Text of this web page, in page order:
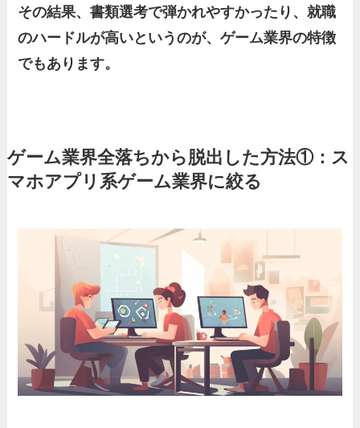
その結果、書類選考で弾かれやすかったり、就職
のハードルが高いというのが、ゲーム業界の特徴
でもあります。
ゲーム業界全落ちから脱出した方法①：ス
マホアプリ系ゲーム業界に絞る